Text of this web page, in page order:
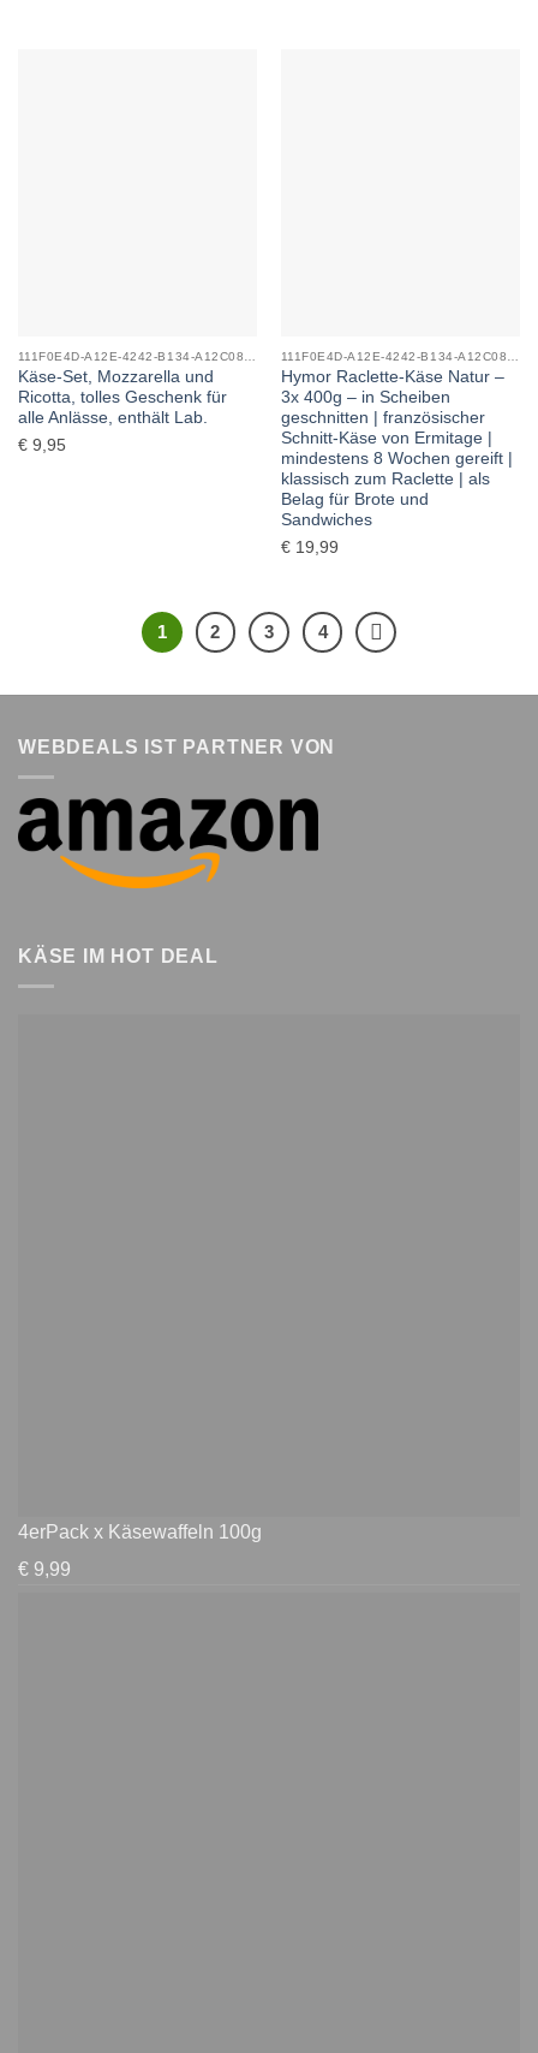
Käse-Set, Mozzarella und
Ricotta, tolles Geschenk für
alle Anlässe, enthält Lab.
€9,95
Hymor Raclette-Käse Natur –
3x 400g – in Scheiben
geschnitten | französischer
Schnitt-Käse von Ermitage |
mindestens 8 Wochen gereift |
klassisch zum Raclette | als
Belag für Brote und
Sandwiches
€19,99
1 2 3 4
WEBDEALS IST PARTNER VON
KÄSE IM HOT DEAL
4erPack x Käsewaffeln 100g
€ 9,99